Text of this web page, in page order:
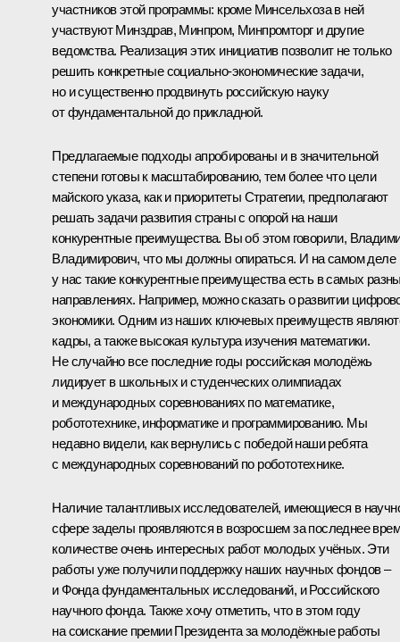
участников этой программы: кроме Минсельхоза в ней
участвуют Минздрав, Минпром, Минпромторг и другие
ведомства. Реализация этих инициатив позволит не только
решить конкретные социально-экономические задачи,
но и существенно продвинуть российскую науку
от фундаментальной до прикладной.
Предлагаемые подходы апробированы и в значительной
степени готовы к масштабированию, тем более что цели
майского указа, как и приоритеты Стратегии, предполагают
решать задачи развития страны с опорой на наши
конкурентные преимущества. Вы об этом говорили,
Владимирович, что мы должны опираться. И на самом деле
у нас такие конкурентные преимущества есть в самых
направлениях. Например, можно сказать о развитии
экономики. Одним из наших ключевых преимуществ
кадры, а также высокая культура изучения математики.
Не случайно все последние годы российская молодёжь
лидирует в школьных и студенческих олимпиадах
и международных соревнованиях по математике,
робототехнике, информатике и программированию. Мы
недавно видели, как вернулись с победой наши ребята
с международных соревнований по робототехнике.
Наличие талантливых исследователей, имеющиеся в
сфере заделы проявляются в возросшем за последнее
количестве очень интересных работ молодых учёных. Эти
работы уже получили поддержку наших научных фондов –
и Фонда фундаментальных исследований, и Российского
научного фонда. Также хочу отметить, что в этом году
на соискание премии Президента за молодёжные работы